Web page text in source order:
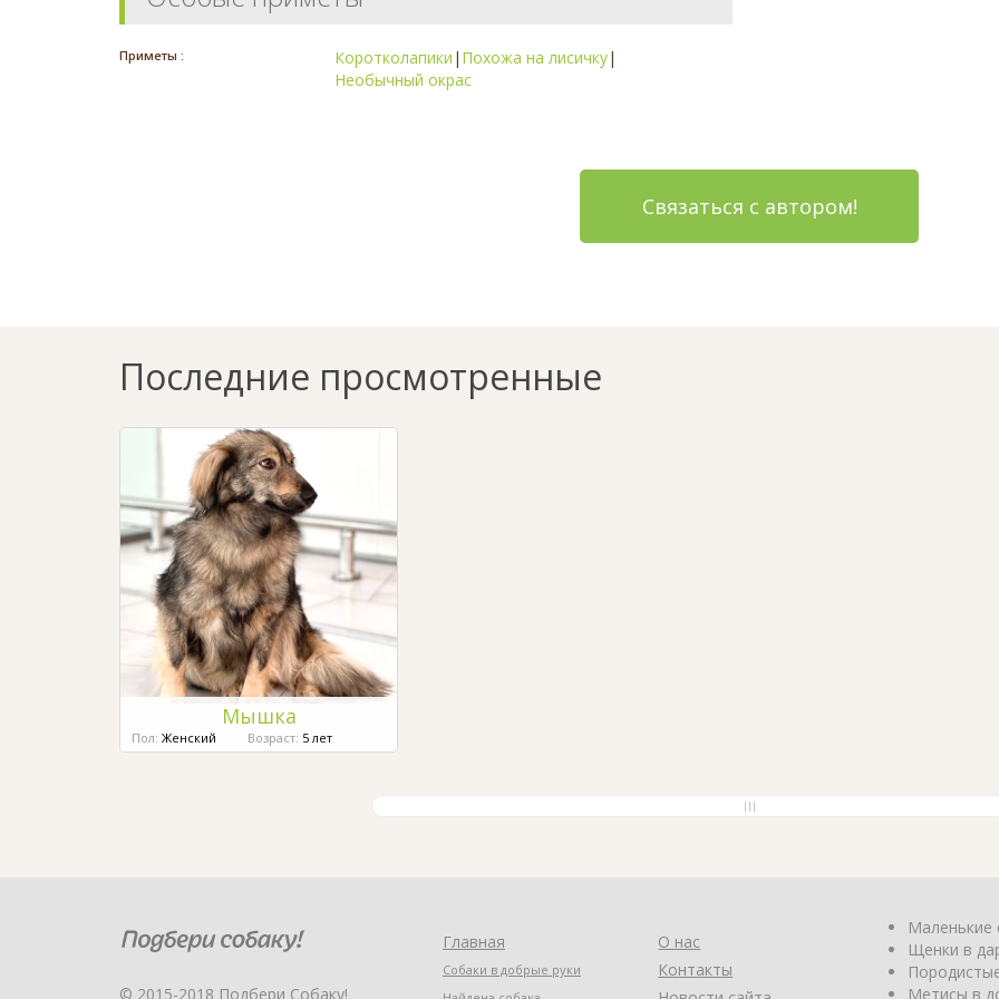
Приметы : Коротколапики | Похожа на лисичку|
Необычный окрас
Связаться с автором!
Последние просмотренные
Мышка
Пол: Женский Возраст: 5 лет
© 2015-2018 Подбери Собаку!
Главная
Собаки в добрые руки
О нас
Контакты
Маленькие
Щенки в
Метисы в